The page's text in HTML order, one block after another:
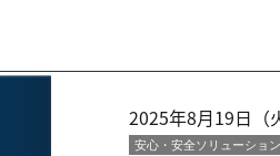
2025年8月19日（
安心・安全ソリューション